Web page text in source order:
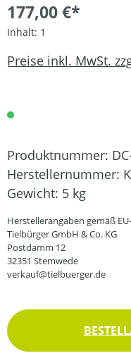
177,00 €*
Inhalt: 1
Preise inkl. MwSt.
Produktnummer:
Herstellernummer:
Gewicht: 5 kg
Herstellerangaben gemäß
Tielbürger GmbH & Co. KG
Postdamm 12
32351 Stemwede
verkauf@tielbuerger.de